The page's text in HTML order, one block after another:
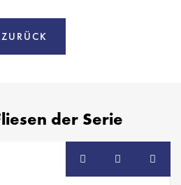
ZURÜCK
der Serie